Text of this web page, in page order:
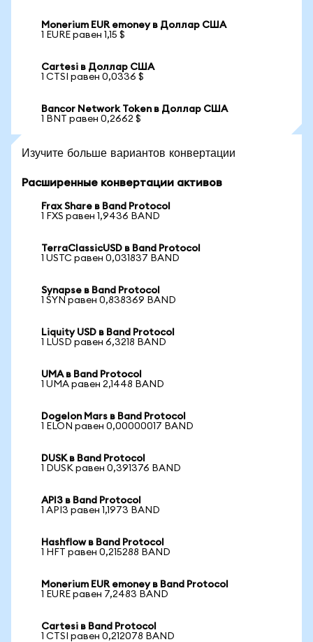
Monerium EUR emoney в Доллар США
1 EURE равен 1,15 $
Cartesi в Доллар США
1 CTSI равен 0,0336 $
Bancor Network Token в Доллар США
1 BNT равен 0,2662 $
Изучите больше вариантов конвертации
Расширенные конвертации активов
Frax Share в Band Protocol
1 FXS равен 1,9436 BAND
TerraClassicUSD в Band Protocol
1 USTC равен 0,031837 BAND
Synapse в Band Protocol
1 SYN равен 0,838369 BAND
Liquity USD в Band Protocol
1 LUSD равен 6,3218 BAND
UMA в Band Protocol
1 UMA равен 2,1448 BAND
Dogelon Mars в Band Protocol
1 ELON равен 0,00000017 BAND
DUSK в Band Protocol
1 DUSK равен 0,391376 BAND
API3 в Band Protocol
1 API3 равен 1,1973 BAND
Hashflow в Band Protocol
1 HFT равен 0,215288 BAND
Monerium EUR emoney в Band Protocol
1 EURE равен 7,2483 BAND
Cartesi в Band Protocol
1 CTSI равен 0,212078 BAND